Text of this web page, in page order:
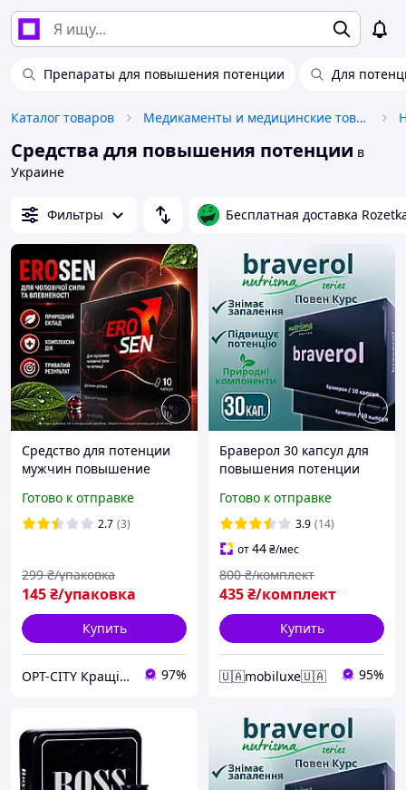
Препараты для повышения потенции Для
Каталог товаров Медикаменты и медицинские товары
Средства для повышения потенции в
Украине
Фильтры Бесплатная доставка
Средство для потенции
мужчин повышение
выносливости Ero Sen
капсулы для мужской
Готово к отправке
2.7 (3)
145₴/упаковка
299 ₴/упаковка
Купить
OPT-CITY Кращі ціни в інтернеті 97%
Браверол 30 капсул для
повышения потенции
средство для мужчин
mod-5125-3
Готово к отправке
3.9 (14)
от44₴/мес
435₴/комплект
800 ₴/комплект
Купить
🇺🇦mobiluxe🇺🇦 95%